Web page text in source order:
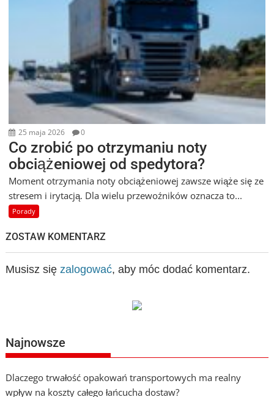
25 maja 2026 0
Co zrobić po otrzymaniu noty
obciążeniowej od spedytora?
Moment otrzymania noty obciążeniowej zawsze wiąże się ze
stresem i irytacją. Dla wielu przewoźników oznacza to...
Porady
ZOSTAW KOMENTARZ
Musisz sięzalogować, aby móc dodać komentarz.
Najnowsze
Dlaczego trwałość opakowań transportowych ma realny
wpływ na koszty całego łańcucha dostaw?